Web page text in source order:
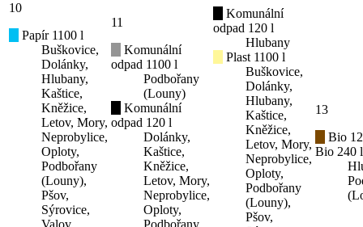
10
Papír 1100 l
Buškovice,
Dolánky,
Hlubany,
Kaštice,
Kněžice,
Letov, Mory,
Neprobylice,
Oploty,
Podbořany
(Louny),
Pšov,
Sýrovice,
11
Komunální
odpad 1100 l
Podbořany
(Louny)
Komunální
odpad 120 l
Dolánky,
Kaštice,
Kněžice,
Letov, Mory,
Neprobylice,
Oploty,
Komunální
odpad 120 l
Hlubany
Plast 1100 l
Buškovice,
Dolánky,
Hlubany,
Kaštice,
Kněžice,
Letov, Mory,
Neprobylice,
Oploty,
Podbořany
(Louny),
Pšov,
13
Bio
Bio 240 l